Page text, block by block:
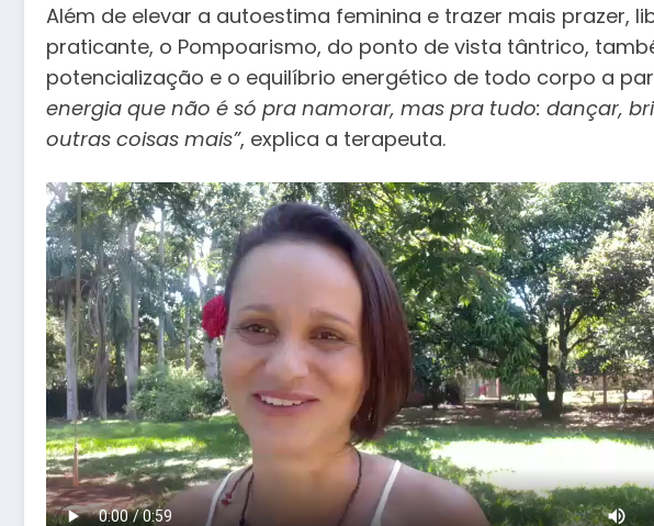
Além de elevar a autoestima feminina e trazer mais prazer,
praticante, o Pompoarismo, do ponto de vista tântrico,
potencialização e o equilíbrio energético de todo corpo a
energia que não é só pra namorar, mas pra tudo: dançar,
outras coisas mais”, explica a terapeuta. ⠀